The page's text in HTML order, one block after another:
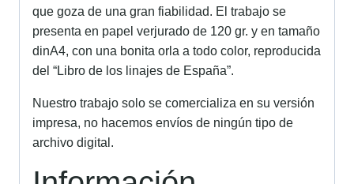
que goza de una gran fiabilidad. El trabajo se
presenta en papel verjurado de 120 gr. y en tamaño
dinA4, con una bonita orla a todo color, reproducida
del “Libro de los linajes de España”.
Nuestro trabajo solo se comercializa en su versión
impresa, no hacemos envíos de ningún tipo de
archivo digital.